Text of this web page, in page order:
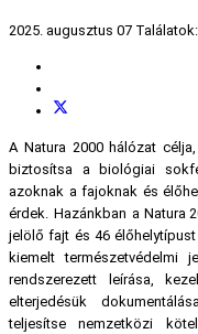
2025. augusztus 07
A Natura 2000 hálózat
biztosítsa a biológiai
azoknak a fajoknak és
érdek. Hazánkban a Natura
jelölő fajt és 46
kiemelt természetvédelmi
rendszerezett leírása,
elterjedésük
teljesítse nemzetközi